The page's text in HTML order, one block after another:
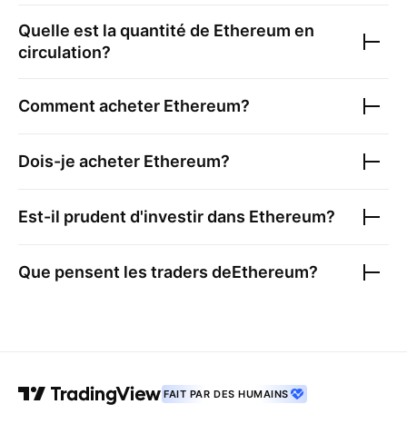
Quelle est la quantité de Ethereum en
circulation?
Comment acheter Ethereum?
Dois-je acheter Ethereum?
Est-il prudent d'investir dans Ethereum?
Que pensent les traders deEthereum?
FAIT PAR DES HUMAINS